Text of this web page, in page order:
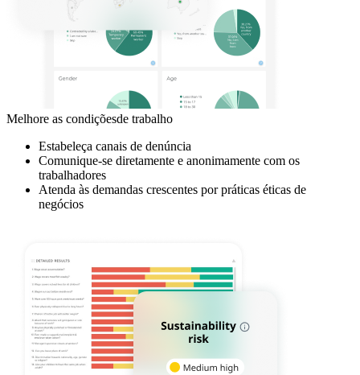
Melhore as condiçõesde trabalho
Estabeleça canais de denúncia
Comunique-se diretamente e anonimamente com os
trabalhadores
Atenda às demandas crescentes por práticas éticas de
negócios